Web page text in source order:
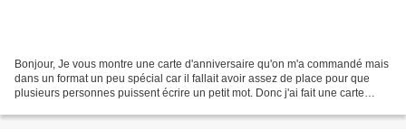
Bonjour, Je vous montre une carte d'anniversaire qu'on m'a commandé mais
dans un format un peu spécial car il fallait avoir assez de place pour que
plusieurs personnes puissent écrire un petit mot. Donc j'ai fait une carte